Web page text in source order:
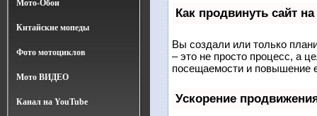
Мото-Обои
Китайские мопеды
Фото мотоциклов
Мото ВИДЕО
Канал на YouTube
Как продвинуть сайт
Вы создали или только
– это не просто процесс, а
посещаемости и повышение
Ускорение